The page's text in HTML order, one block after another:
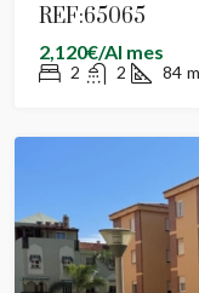
REF:65065
2,120€/Al mes
2 2 84